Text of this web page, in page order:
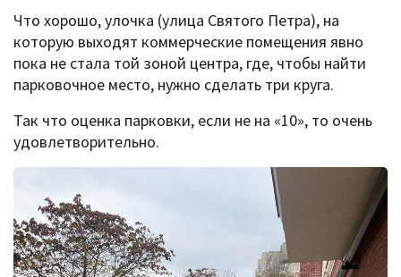
Что хорошо, улочка (улица Святого Петра), на
которую выходят коммерческие помещения явно
пока не стала той зоной центра, где, чтобы найти
парковочное место, нужно сделать три круга.
Так что оценка парковки, если не на «10», то очень
удовлетворительно.